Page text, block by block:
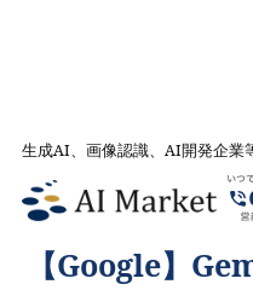
生成AI、画像認識、AI開発企業
AI会社とのマッチングは
AIを学ぶ・知る
【
は？料金、使い方、性能
【Google】